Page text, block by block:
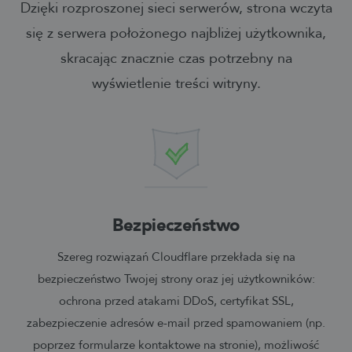
Dzięki rozproszonej sieci serwerów, strona wczyta
się z serwera położonego najbliżej użytkownika,
skracając znacznie czas potrzebny na
wyświetlenie treści witryny.
Bezpieczeństwo
Szereg rozwiązań Cloudflare przekłada się na
bezpieczeństwo Twojej strony oraz jej użytkowników:
ochrona przed atakami DDoS, certyfikat SSL,
zabezpieczenie adresów e-mail przed spamowaniem (np.
poprzez formularze kontaktowe na stronie), możliwość